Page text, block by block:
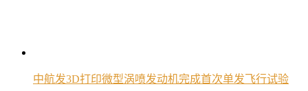
中航发3D打印微型涡喷发动机完成首次单发飞行试验